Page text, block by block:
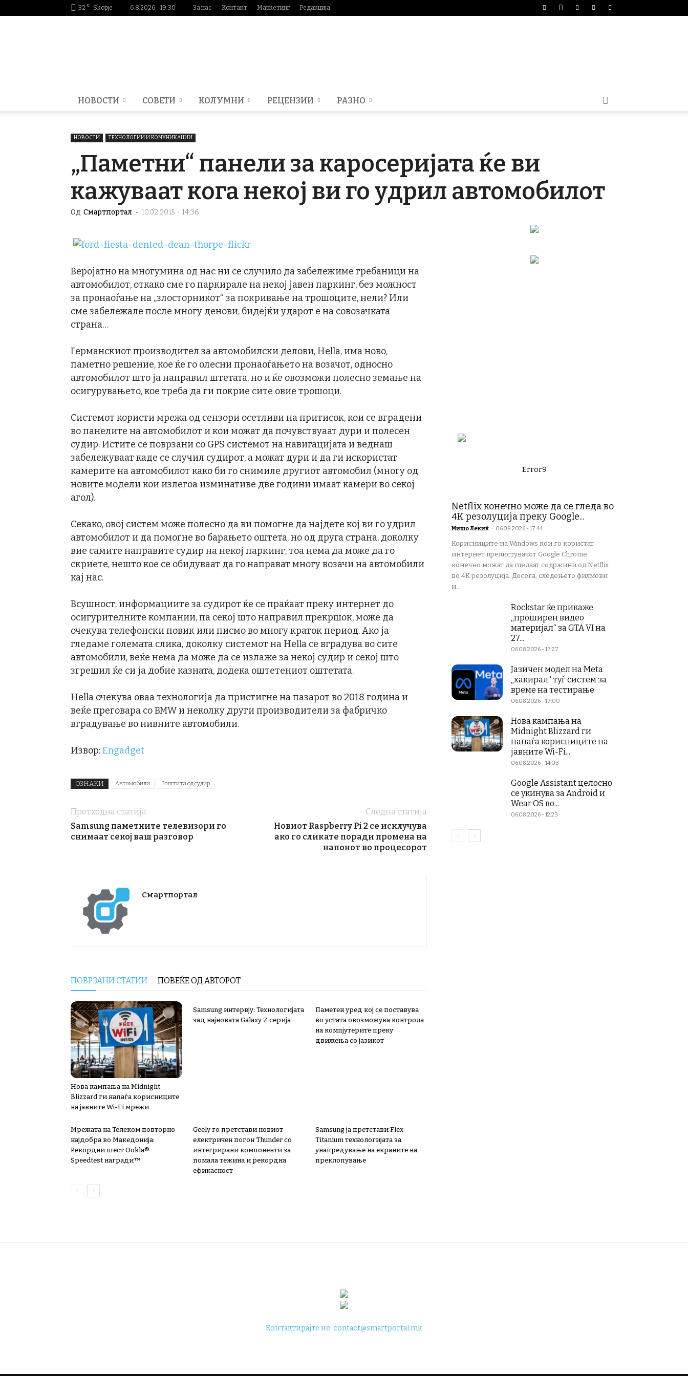
32 C Skopje 6.8.2026 - 19:30 За нас Контакт Маркетинг Редакција
НОВОСТИ СОВЕТИ КОЛУМНИ РЕЦЕНЗИИ РАЗНО
НОВОСТИ ТЕХНОЛОГИИ И КОМУНИКАЦИИ
„Паметни“ панели за каросеријата ќе ви
кажуваат кога некој ви го удрил автомобилот
Од Смартпортал - 10.02.2015 - 14:36
Веројатно на многумина од нас ни се случило да забележиме гребаници на
автомобилот, откако сме го паркирале на некој јавен паркинг, без можност
за пронаоѓање на „злосторникот“ за покривање на трошоците, нели? Или
сме забележале после многу денови, бидејќи ударот е на совозачката
страна…
Германскиот производител за автомобилски делови, Hella, има ново,
паметно решение, кое ќе го олесни пронаоѓањето на возачот, односно
автомобилот што ја направил штетата, но и ќе овозможи полесно земање на
осигурувањето, кое треба да ги покрие сите овие трошоци.
Системот користи мрежа од сензори осетливи на притисок, кои се вградени
во панелите на автомобилот и кои можат да почувствуаат дури и полесен
судир. Истите се поврзани со GPS системот на навигацијата и веднаш
забележуваат каде се случил судирот, а можат дури и да ги искористат
камерите на автомобилот како би го снимиле другиот автомобил (многу од
новите модели кои излегоа изминативе две години имаат камери во секој
агол).
Секако, овој систем може полесно да ви помогне да најдете кој ви го удрил
автомобилот и да помогне во барањето оштета, но од друга страна, доколку
вие самите направите судир на некој паркинг, тоа нема да може да го
скриете, нешто кое се обидуваат да го направат многу возачи на автомобили
кај нас.
Всушност, информациите за судирот ќе се праќаат преку интернет до
осигурителните компании, па секој што направил прекршок, може да
очекува телефонски повик или писмо во многу краток период. Ако ја
гледаме големата слика, доколку системот на Hella се вградува во сите
автомобили, веќе нема да може да се излаже за некој судир и секој што
згрешил ќе си ја добие казната, додека оштетениот оштетата.
Hella очекува оваа технологија да пристигне на пазарот во 2018 година и
веќе преговара со BMW и неколку други производители за фабричко
вградување во нивните автомобили.
Извор:Engadget
ОЗНАКИ Автомобили Заштита од судир
Претходна статија
Samsung паметните телевизори го
снимаат секој ваш разговор
Следна статија
Новиот Raspberry Pi 2 се исклучува
ако го сликате поради промена на
напонот во процесорот
Смартпортал
ПОВРЗАНИ СТАТИИ ПОВЕЌЕ ОД АВТОРОТ
Нова кампања на Midnight
Blizzard ги напаѓа корисниците
на јавните Wi-Fi мрежи
Samsung интервју: Технологијата
зад најновата Galaxy Z серија
Паметен уред кој се поставува
во устата овозможува контрола
на компјутерите преку
движења со јазикот
Мрежата на Телеком повторно
најдобра во Македонија:
Рекордни шест Ookla®
Speedtest награди™
Geely го претстави новиот
електричен погон Thunder со
интегрирани компоненти за
помала тежина и рекордна
ефикасност
Samsung ја претстави Flex
Titanium технологијата за
унапредување на екраните на
преклопување
Error9
Netflix конечно може да се гледа во
4K резолуција преку Google...
Мишо Лекиќ - 06.08.2026 - 17:44
Корисниците на Windows кои го користат
интернет прелистувачот Google Chrome
конечно можат да гледаат содржини од Netflix
во 4K резолуција. Досега, следењето филмови
и...
Rockstar ќе прикаже
„проширен видео
материјал“ за GTA VI на
27...
06.08.2026 - 17:27
Јазичен модел на Meta
„хакирал“ туѓ систем за
време на тестирање
06.08.2026 - 17:00
Нова кампања на
Midnight Blizzard ги
напаѓа корисниците на
јавните Wi-Fi...
06.08.2026 - 14:03
Google Assistant целосно
се укинува за Android и
Wear OS во...
06.08.2026 - 12:23
Контактирајте не:contact@smartportal.mk